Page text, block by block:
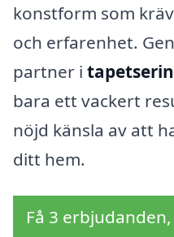
konstform som
och erfarenhet.
partner i
bara ett vackert
nöjd känsla av att
ditt hem.
Få 3